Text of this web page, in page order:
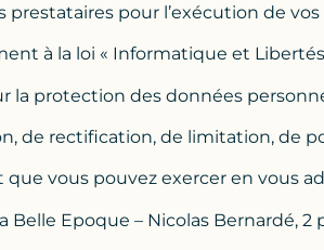
prestataires pour l’exécution de
à la loi « Informatique et
la protection des données
de rectification, de limitation, de
vous pouvez exercer en vous
Belle Epoque – Nicolas Bernardé,